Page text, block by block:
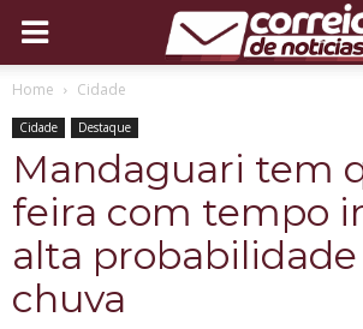
Home Cidade
Cidade Destaque
Mandaguari tem
feira com tempo
alta
chuva